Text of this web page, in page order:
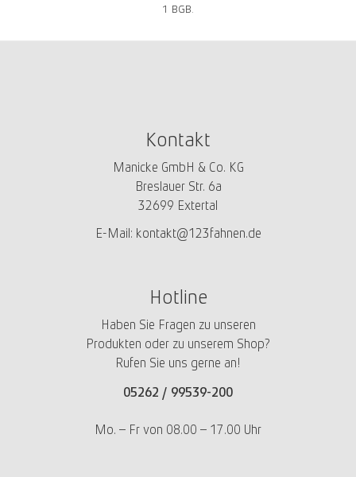
1 BGB.
Kontakt
Manicke GmbH & Co. KG
Breslauer Str. 6a
32699 Extertal
E-Mail: kontakt@123fahnen.de
Hotline
Haben Sie Fragen zu unseren
Produkten oder zu unserem Shop?
Rufen Sie uns gerne an!
05262 / 99539-200
Mo. – Fr von 08.00 – 17.00 Uhr